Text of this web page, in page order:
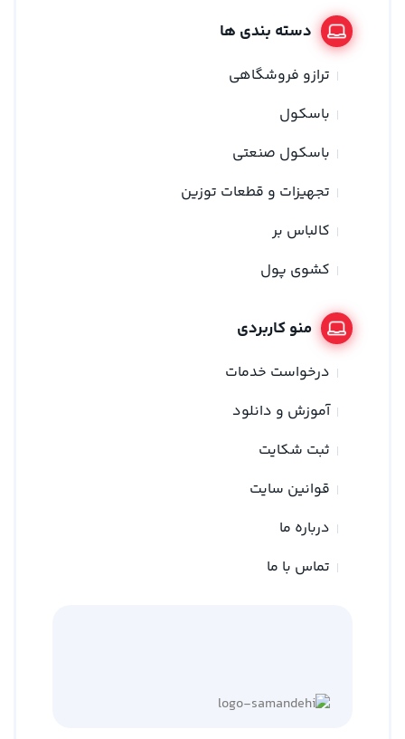
دسته بندی ها
ترازو فروشگاهی
باسکول
باسکول صنعتی
تجهیزات و قطعات توزین
کالباس بر
کشوی پول
منو کاربردی
درخواست خدمات
آموزش و دانلود
ثبت شکایت
قوانین سایت
درباره ما
تماس با ما